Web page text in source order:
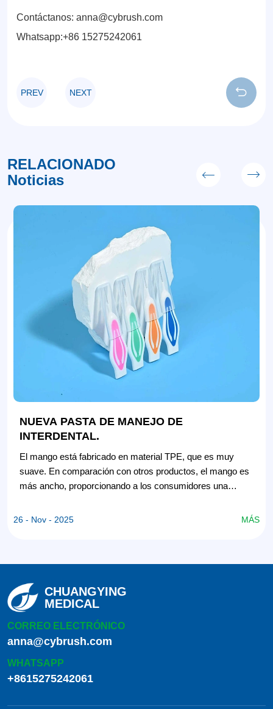
Contáctanos: anna@cybrush.com
Whatsapp:+86 15275242061
PREV NEXT
RELACIONADO
Noticias
NUEVA PASTA DE MANEJO DE
INTERDENTAL.
El mango está fabricado en material TPE, que es muy
suave. En comparación con otros productos, el mango es
más ancho, proporcionando a los consumidores una
26 - Nov - 2025 MÁS
CHUANGYING
MEDICAL
CORREO ELECTRÓNICO
anna@cybrush.com
WHATSAPP
+8615275242061